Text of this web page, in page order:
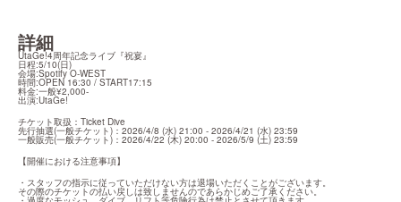
詳細
UtaGe!4周年記念ライブ『祝宴』
日程:5/10(日)
会場:Spotify O-WEST
時間:OPEN 16:30 / START17:15
料金:一般¥2,000-
出演:UtaGe!
チケット取扱：Ticket Dive
先行抽選(一般チケット)：2026/4/8 (水) 21:00 - 2026/4/21 (水) 23:59
一般販売(一般チケット)：2026/4/22 (木) 20:00 - 2026/5/9 (土) 23:59
【開催における注意事項】
・スタッフの指示に従っていただけない方は退場いただくことがございます。
その際のチケットの払い戻しは致しませんのであらかじめご了承ください。